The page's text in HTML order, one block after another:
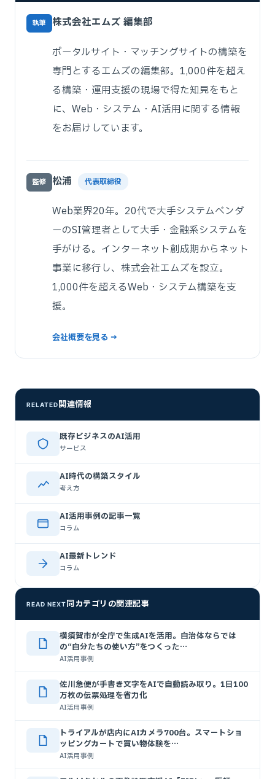
執筆 株式会社エムズ 編集部
ポータルサイト・マッチングサイトの構築を
専門とするエムズの編集部。1,000件を超え
る構築・運用支援の現場で得た知見をもと
に、Web・システム・AI活用に関する情報
をお届けしています。
監修 松浦 代表取締役
Web業界20年。20代で大手システムベンダ
ーのSI管理者として大手・金融系システムを
手がける。インターネット創成期からネット
事業に移行し、株式会社エムズを設立。
1,000件を超えるWeb・システム構築を支
援。
会社概要を見る →
RELATED関連情報
既存ビジネスのAI活用
サービス
AI時代の構築スタイル
考え方
AI活用事例の記事一覧
コラム
AI最新トレンド
コラム
READ NEXT同カテゴリの関連記事
横須賀市が全庁で生成AIを活用。自治体ならでは
の“自分たちの使い方”をつくった…
AI活用事例
佐川急便が手書き文字をAIで自動読み取り。1日100
万枚の伝票処理を省力化
AI活用事例
トライアルが店内にAIカメラ700台。スマートショ
ッピングカートで買い物体験を…
AI活用事例